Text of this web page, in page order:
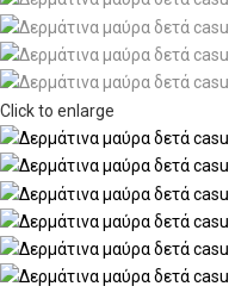
Click to enlarge